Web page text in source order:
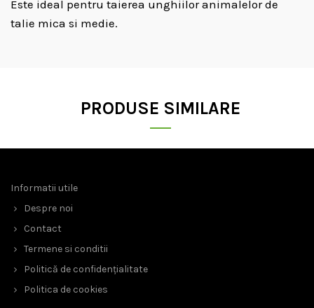
Este ideal pentru taierea unghiilor animalelor de
talie mica si medie.
PRODUSE SIMILARE
Informatii utile
Despre noi
Contact
Termene si conditii
Politică de confidențialitate
Politica de cookies